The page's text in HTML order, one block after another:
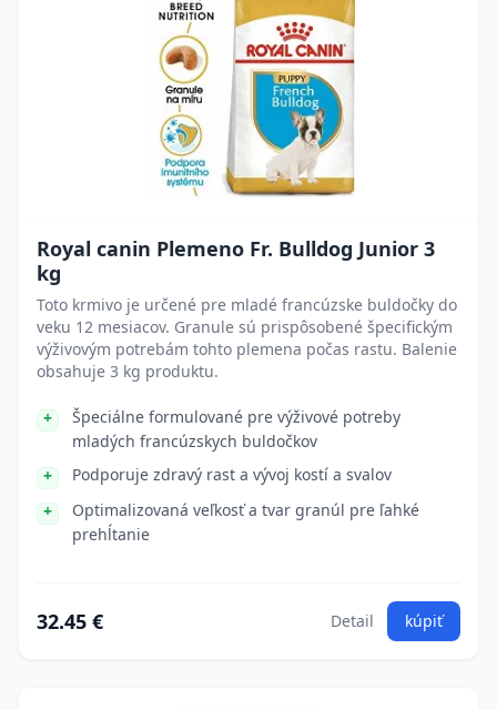
Royal canin Plemeno Fr. Bulldog Junior 3
kg
Toto krmivo je určené pre mladé francúzske buldočky do
veku 12 mesiacov. Granule sú prispôsobené špecifickým
výživovým potrebám tohto plemena počas rastu. Balenie
obsahuje 3 kg produktu.
Špeciálne formulované pre výživové potreby
mladých francúzskych buldočkov
Podporuje zdravý rast a vývoj kostí a svalov
Optimalizovaná veľkosť a tvar granúl pre ľahké
prehĺtanie
32.45 € Detail kúpiť